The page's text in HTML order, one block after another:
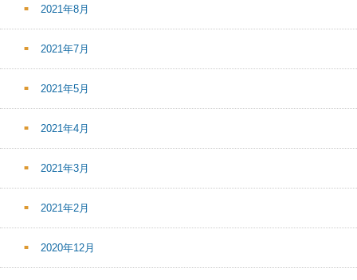
2021年8月
2021年7月
2021年5月
2021年4月
2021年3月
2021年2月
2020年12月